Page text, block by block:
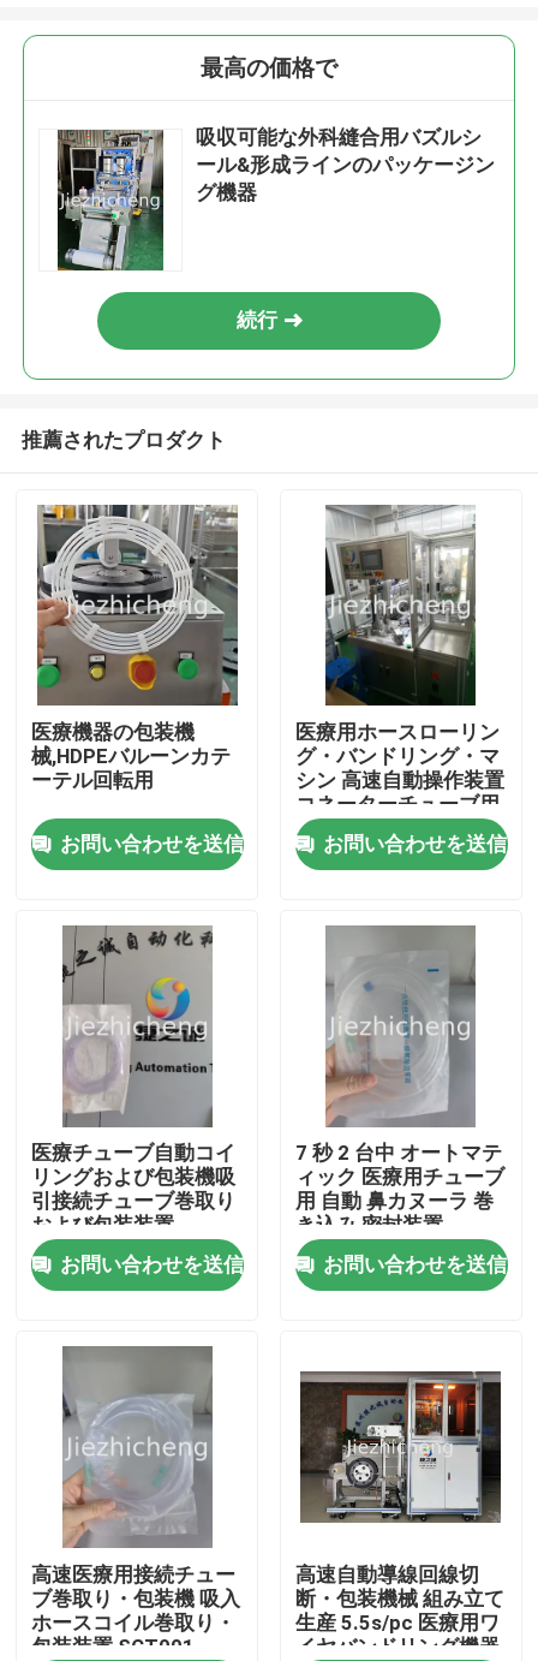
家へ
製品
ビデオ
わたしたち に つい て
工場 ツアー
品質管理
連絡 ください
引金 を 求め て ください
医療機器の包装機械
機械を作る医療機器
最高の価格で
吸収可能な外科縫合用バズルシ
ール&形成ラインのパッケージン
グ機器
続行
推薦されたプロダクト
医療機器の包装機
械,HDPEバルーンカテ
ーテル回転用
お問い合わせを送信
医療用ホースローリン
グ・バンドリング・マ
シン 高速自動操作装置
コネーターチューブ用
のローリング・バンド
リング機器 LJG001
お問い合わせを送信
医療チューブ自動コイ
リングおよび包装機吸
引接続チューブ巻取り
および包装装置
XYG001
お問い合わせを送信
7 秒 2 台中 オートマテ
ィック 医療用チューブ
用 自動 鼻カヌーラ 巻
き込み 密封装置
BYG002
お問い合わせを送信
高速医療用接続チュー
ブ巻取り・包装機 吸入
ホースコイル巻取り・
包装装置 SCT001
高速自動導線回線切
断・包装機械 組み立て
生産 5.5s/pc 医療用ワ
イヤバンドリング機器